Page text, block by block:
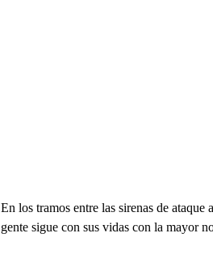
En los tramos entre las sirenas de
gente sigue con sus vidas con la mayor